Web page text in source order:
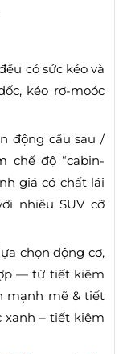
có sức kéo và
kéo rơ-moóc
động cầu sau /
chế độ “cabin-
giá có chất lái
nhiều SUV cỡ
chọn động cơ,
— từ tiết kiệm
mạnh mẽ & tiết
xanh – tiết kiệm